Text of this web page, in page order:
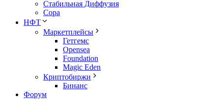
Стабильная Диффузия
Сора
НФТ
Маркетплейсы
Гетгемс
Opensea
Foundation
Magic Eden
Криптобиржи
Бинанс
Форум